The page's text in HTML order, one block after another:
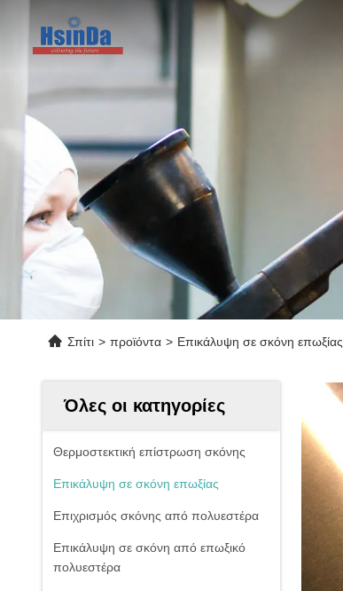
Σπίτι > προϊόντα > Επικάλυψη σε σκόνη επωξίας
Όλες οι κατηγορίες
Θερμοστεκτική επίστρωση σκόνης
Επικάλυψη σε σκόνη επωξίας
Επιχρισμός σκόνης από πολυεστέρα
Επικάλυψη σε σκόνη από επωξικό
πολυεστέρα